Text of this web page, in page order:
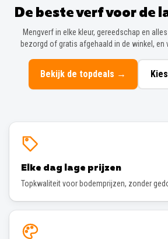
De beste verf voor de
Mengverf in elke kleur, gereedschap en
bezorgd of gratis afgehaald in de winkel, en
Bekijk de topdeals →
Elke dag lage prijzen
Topkwaliteit voor bodemprijzen, zonder